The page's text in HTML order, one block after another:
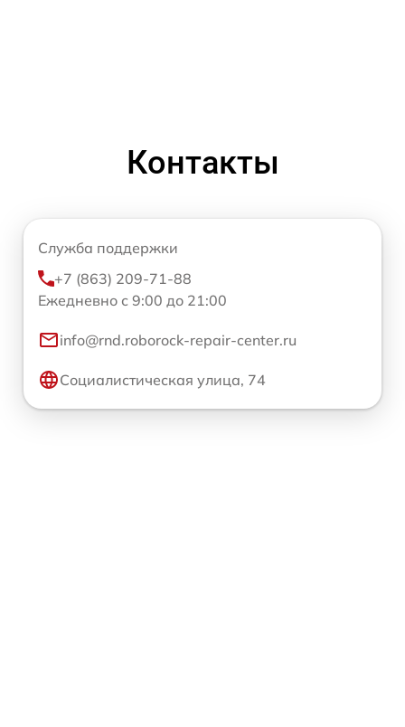
Контакты
Служба поддержки
+7 (863) 209-71-88
Ежедневно с 9:00 до 21:00
info@rnd.roborock-repair-center.ru
Социалистическая улица, 74